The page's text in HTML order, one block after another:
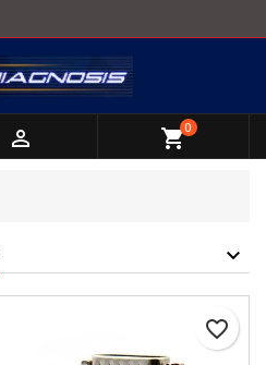
 shopping_cart0
favorite_border